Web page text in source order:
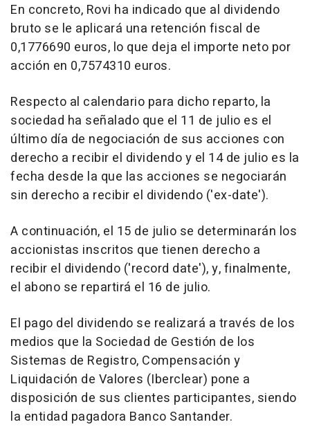
En concreto, Rovi ha indicado que al dividendo
bruto se le aplicará una retención fiscal de
0,1776690 euros, lo que deja el importe neto por
acción en 0,7574310 euros.
Respecto al calendario para dicho reparto, la
sociedad ha señalado que el 11 de julio es el
último día de negociación de sus acciones con
derecho a recibir el dividendo y el 14 de julio es la
fecha desde la que las acciones se negociarán
sin derecho a recibir el dividendo ('ex-date').
A continuación, el 15 de julio se determinarán los
accionistas inscritos que tienen derecho a
recibir el dividendo ('record date'), y, finalmente,
el abono se repartirá el 16 de julio.
El pago del dividendo se realizará a través de los
medios que la Sociedad de Gestión de los
Sistemas de Registro, Compensación y
Liquidación de Valores (Iberclear) pone a
disposición de sus clientes participantes, siendo
la entidad pagadora Banco Santander.